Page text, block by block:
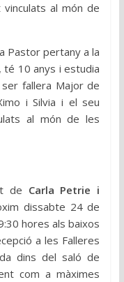
al món de
Pastor pertany a la
té 10 anys i estudia
ser fallera Major de
i Silvia i el seu
al món de les
de Carla Petrie i
dissabte 24 de
hores als baixos
a les Falleres
dins del saló de
com a màximes